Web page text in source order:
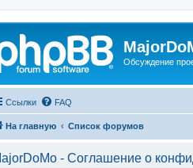
Обсуждение
Ссылки FAQ
На главную Список форумов
- Соглашение о